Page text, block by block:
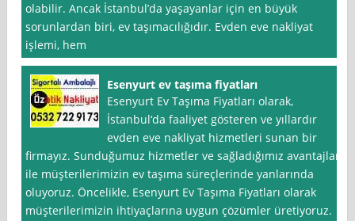
olabilir. Ancak İstanbul’da yaşayanlar için en büyük
sorunlardan biri, ev taşımacılığıdır. Evden eve nakliyat
işlemi, hem
Esenyurt ev taşıma fiyatları
Esenyurt Ev Taşıma Fiyatları olarak,
İstanbul‘da faaliyet gösteren ve yıllardır
evden eve nakliyat hizmetleri sunan bir
firmayız. Sunduğumuz hizmetler ve sağladığımız avantajlar
ile müşterilerimizin ev taşıma süreçlerinde yanlarında
oluyoruz. Öncelikle, Esenyurt Ev Taşıma Fiyatları olarak
müşterilerimizin ihtiyaçlarına uygun çözümler üretiyoruz.